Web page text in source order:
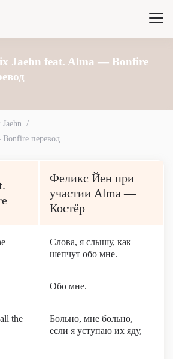
Jaehn feat. Alma — Bonfire
перевод
Феликс Йен при
участии Alma —
Костёр
Слова, я слышу, как
шепчут обо мне.
Обо мне.
the
Больно, мне больно,
если я уступаю их яду,